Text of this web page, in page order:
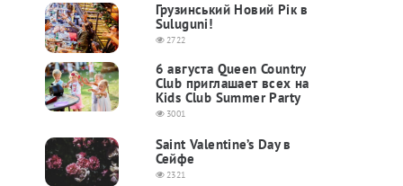
Грузинський Новий Рік в
Suluguni!
2722
6 августа Queen Country
Club приглашает всех на
Kids Club Summer Party
3001
Saint Valentine’s Day в
Сейфе
2321